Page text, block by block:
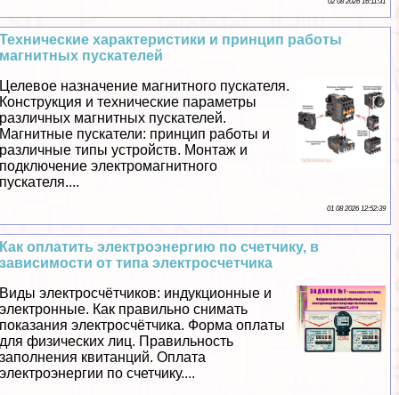
Технические хаpaктеристики и принцип работы
магнитных пускателей
Целевое назначение магнитного пускателя.
Конструкция и технические параметры
различных магнитных пускателей.
Магнитные пускатели: принцип работы и
различные типы устройств. Монтаж и
подключение электромагнитного
пускателя....
01 08 2026 12:52:39
Как оплатить электроэнергию по счетчику, в
зависимости от типа электросчетчика
Виды электросчётчиков: индукционные и
электронные. Как правильно снимать
показания электросчётчика. Форма оплаты
для физических лиц. Правильность
заполнения квитанций. Оплата
электроэнергии по счетчику....